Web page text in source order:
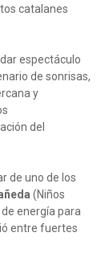
catalanes
espectáculo
de sonrisas,
y
del
de uno de los
(Niños
energía para
entre fuertes